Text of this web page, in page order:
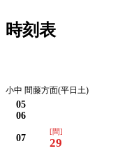
時刻表
小中 間藤方面(平日土)
05
06
07
[間]
29